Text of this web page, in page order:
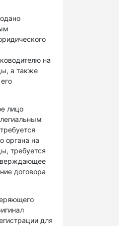
на
а также
лицо
органа на
требуется
договора
для